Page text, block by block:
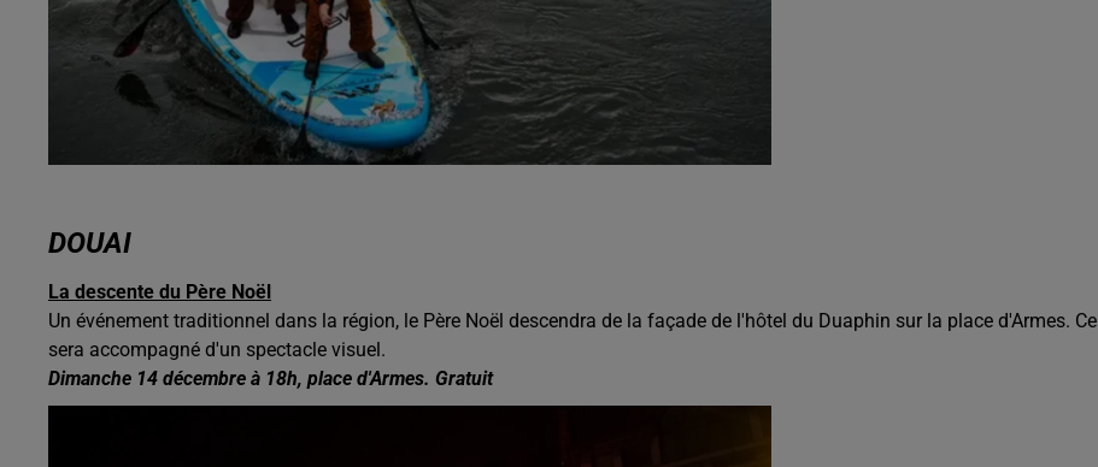
DOUAI
La descente du Père Noël
Un événement traditionnel dans la région, le Père Noël descendra de la façade de l'hôtel du Duaphin sur la place d'Armes. Ce
sera accompagné d'un spectacle visuel.
Dimanche 14 décembre à 18h, place d'Armes. Gratuit